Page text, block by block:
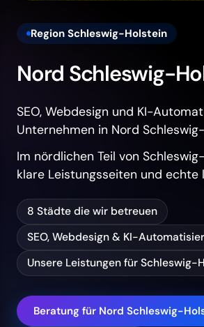
Region Schleswig-Holstein
Nord Schleswig-
SEO, Webdesign und KI-
Unternehmen in Nord
Im nördlichen Teil von
klare Leistungsseiten und echte
8 Städte die wir betreuen
SEO, Webdesign & KI-
Unsere Leistungen für Schleswig-
Beratung für Nord Schleswig-